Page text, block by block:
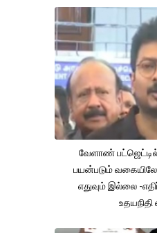
வேளாண்
பயன்படும் வகையிலோ
எதுவும் இல்லை -